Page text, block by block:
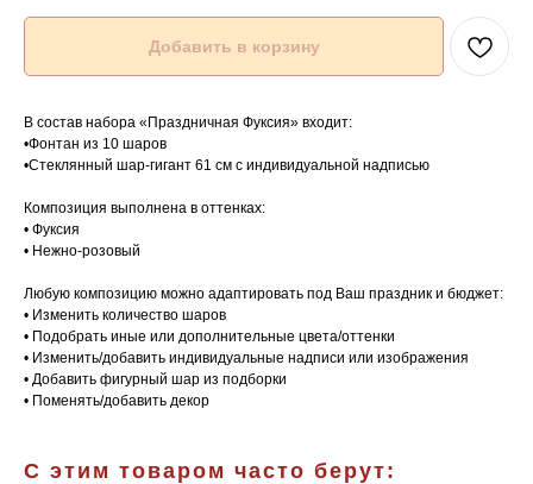
Добавить в корзину
В состав набора «Праздничная Фуксия» входит:
•Фонтан из 10 шаров
•Стеклянный шар-гигант 61 см с индивидуальной надписью
Композиция выполнена в оттенках:
• Фуксия
• Нежно-розовый
Любую композицию можно адаптировать под Ваш праздник и бюджет:
• Изменить количество шаров
• Подобрать иные или дополнительные цвета/оттенки
• Изменить/добавить индивидуальные надписи или изображения
• Добавить фигурный шар из подборки
• Поменять/добавить декор
С этим товаром часто берут: